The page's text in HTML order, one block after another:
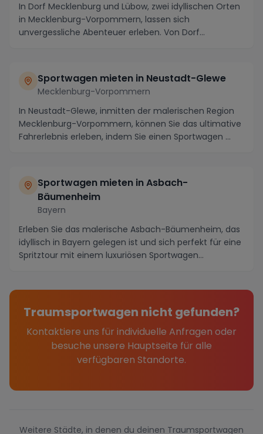
In Dorf Mecklenburg und Lübow, zwei idyllischen Orten
in Mecklenburg-Vorpommern, lassen sich
unvergessliche Abenteuer erleben. Von Dorf
Sportwagen mieten in Neustadt-Glewe
Mecklenburg-Vorpommern
In Neustadt-Glewe, inmitten der malerischen Region
Mecklenburg-Vorpommern, können Sie das ultimative
Fahrerlebnis erleben, indem Sie einen Sportwagen ...
Sportwagen mieten in Asbach-
Bäumenheim
Bayern
Erleben Sie das malerische Asbach-Bäumenheim, das
idyllisch in Bayern gelegen ist und sich perfekt für eine
Spritztour mit einem luxuriösen Sportwagen...
Traumsportwagen nicht gefunden?
Kontaktiere uns für individuelle Anfragen oder
besuche unsere Hauptseite für alle
verfügbaren Standorte.
Weitere Städte, in denen du deinen Traumsportwagen